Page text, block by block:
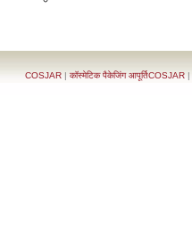
COSJAR |कॉस्मेटिक पैकेजिंग आपूर्तिCOSJAR |